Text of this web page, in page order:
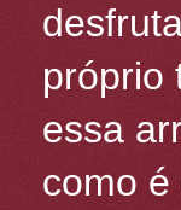
próprio
essa
como